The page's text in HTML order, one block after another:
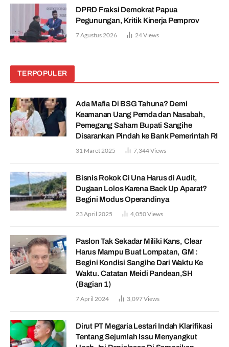
DPRD Fraksi Demokrat Papua
Pegunungan, Kritik Kinerja Pemprov
7 Agustus 2026 24Views
TERPOPULER
Ada Mafia Di BSG Tahuna? Demi
Keamanan Uang Pemda dan Nasabah,
Pemegang Saham Bupati Sangihe
Disarankan Pindah ke Bank Pemerintah RI
31 Maret 2025 7,344Views
Bisnis Rokok Ci Una Harus di Audit,
Dugaan Lolos Karena Back Up Aparat?
Begini Modus Operandinya
23 April 2025 4,050Views
Paslon Tak Sekadar Miliki Kans, Clear
Harus Mampu Buat Lompatan, GM :
Begini Kondisi Sangihe Dari Waktu Ke
Waktu. Catatan Meidi Pandean,SH
(Bagian 1)
7 April 2024 3,097Views
Dirut PT Megaria Lestari Indah Klarifikasi
Tentang Sejumlah Issu Menyangkut